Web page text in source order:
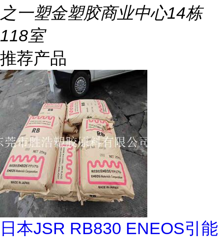
之一塑金塑胶商业中心14栋
118室
推荐产品
日本JSR RB830 ENEOS引能